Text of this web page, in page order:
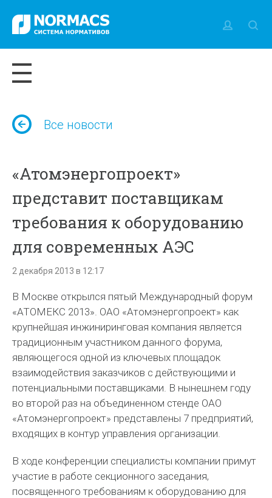
Все новости
«Атомэнергопроект»
представит поставщикам
требования к оборудованию
для современных АЭС
2 декабря 2013 в 12:17
В Москве открылся пятый Международный форум
«АТОМЕКС 2013». ОАО «Атомэнергопроект» как
крупнейшая инжиниринговая компания является
традиционным участником данного форума,
являющегося одной из ключевых площадок
взаимодействия заказчиков с действующими и
потенциальными поставщиками. В нынешнем году
во второй раз на объединенном стенде ОАО
«Атомэнергопроект» представлены 7 предприятий,
входящих в контур управления организации.
В ходе конференции специалисты компании примут
участие в работе секционного заседания,
посвященного требованиям к оборудованию для